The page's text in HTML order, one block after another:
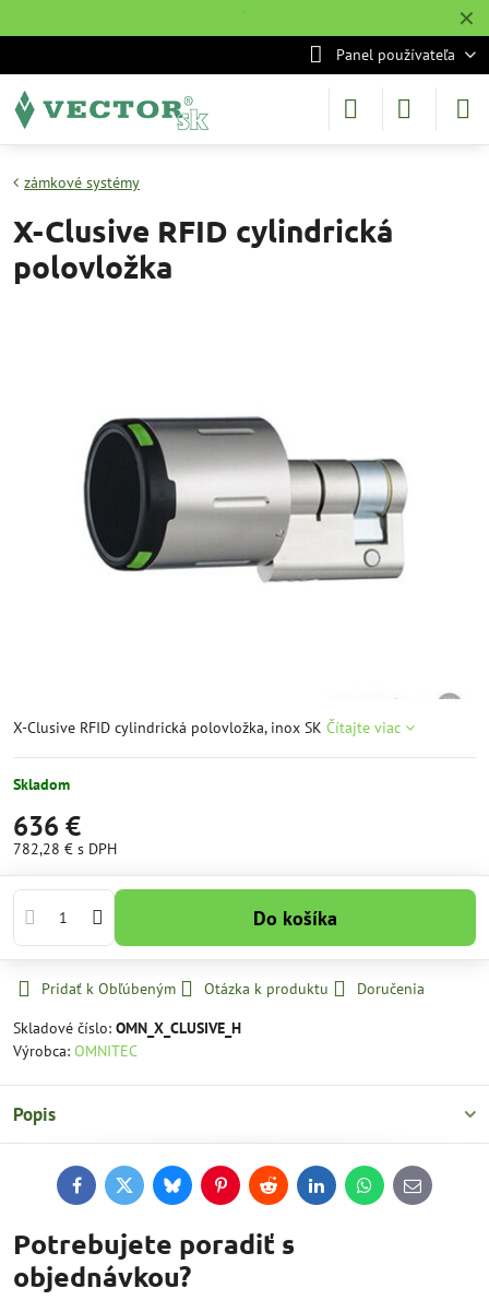
✕
˙
Panel používateľa
zámkové systémy
X-Clusive RFID cylindrická
polovložka
X-Clusive RFID cylindrická polovložka, inox SK Čítajte viac
Skladom
636 €
782,28 € s DPH
Do košíka
Pridať k Obľúbeným Otázka k produktu
Doručenia
Skladové číslo: OMN_X_CLUSIVE_H
Výrobca: OMNITEC
Popis
FacebookTwitterBlueskyPinterestReddit LinkedInWhatsApp
E-
mail
Potrebujete poradiť s
objednávkou?